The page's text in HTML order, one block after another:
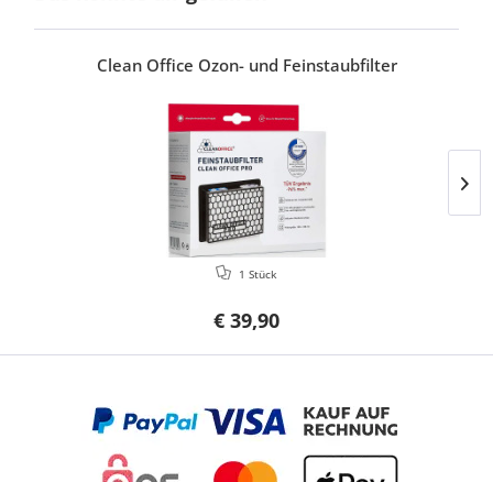
Clean Office Ozon- und Feinstaubfilter
€ 39,90
1 Stück